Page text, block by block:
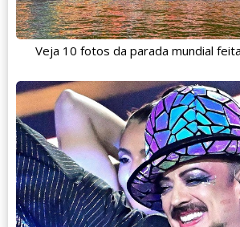
Veja 10 fotos da parada mundial